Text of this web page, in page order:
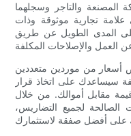
والتاجر وسجلهما
علامة تجارية موثوقة وذات
المدى الطويل عن طريق
من موردين متعددين
سيساعدك على اتخاذ قرار
مقابل أموالك. من خلال
الصالحة لجميع التضاريس،